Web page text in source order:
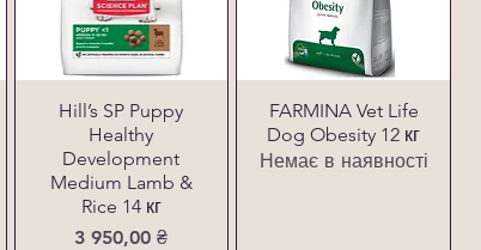
Hill’s SP Puppy
Healthy
Development
Medium Lamb &
Rice 14 кг
Ціна
3 950,00 ₴
FARMINA Vet Life
Dog Obesity 12 кг
Немає в наявності